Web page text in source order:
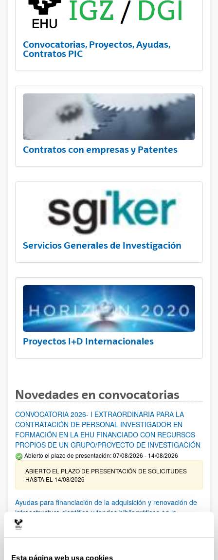
Esta página web usa cookies
Convocatorias, Proyectos, Ayudas,
Contratos PIC
Contratos con empresas y Patentes
Servicios Generales de Investigación
Proyectos I+D Internacionales
Novedades en convocatorias
CONVOCATORIA 2026- I EXTRAORDINARIA PARA LA
CONTRATACIÓN DE PERSONAL INVESTIGADOR EN
FORMACIÓN EN LA EHU FINANCIADO CON RECURSOS
PROPIOS DE UN GRUPO/PROYECTO DE INVESTIGACIÓN
Abierto el plazo de presentación: 07/08/2026 - 14/08/2026
ABIERTO EL PLAZO DE PRESENTACIÓN DE SOLICITUDES
HASTA EL 14/08/2026
Ayudas para financiación de la adquisición y renovación de
infraestructura científica y fondos bibliográficos en la
UPV/EHU 2026
solicitudes admitidas y excluidas. 23/03/2026: Relación